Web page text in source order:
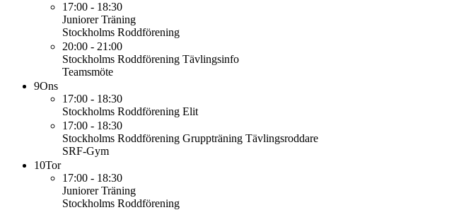
17:00 - 18:30
Juniorer Träning
Stockholms Roddförening
20:00 - 21:00
Stockholms Roddförening Tävlingsinfo
Teamsmöte
9Ons
17:00 - 18:30
Stockholms Roddförening Elit
17:00 - 18:30
Stockholms Roddförening Gruppträning Tävlingsroddare
SRF-Gym
10Tor
17:00 - 18:30
Juniorer Träning
Stockholms Roddförening